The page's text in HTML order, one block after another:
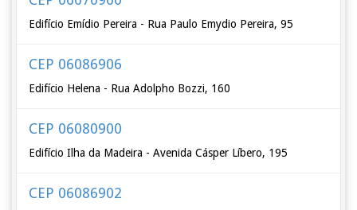
Edifício Emídio Pereira - Rua Paulo Emydio Pereira, 95
CEP 06086906
Edifício Helena - Rua Adolpho Bozzi, 160
CEP 06080900
Edifício Ilha da Madeira - Avenida Cásper Líbero, 195
CEP 06086902